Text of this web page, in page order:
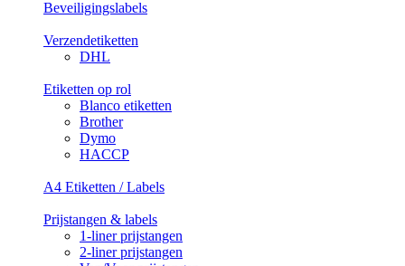
Beveiligingslabels
Verzendetiketten
DHL
Etiketten op rol
Blanco etiketten
Brother
Dymo
HACCP
A4 Etiketten / Labels
Prijstangen & labels
1-liner prijstangen
2-liner prijstangen